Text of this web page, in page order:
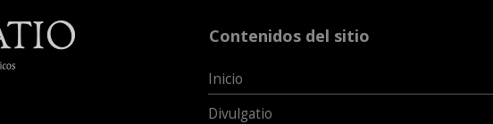
Contenidos del sitio
Inicio
Divulgatio